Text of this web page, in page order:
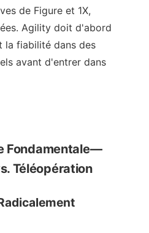
de Figure et 1X,
Agility doit d'abord
la fiabilité dans des
avant d'entrer dans
Fondamentale—
Téléopération